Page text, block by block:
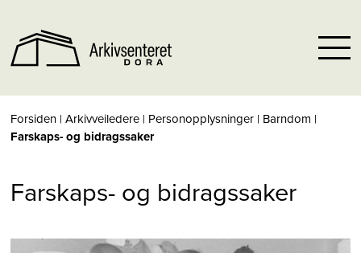
Forsiden |Arkivveiledere | Personopplysninger | Barndom |
Farskaps- og bidragssaker
Farskaps- og bidragssaker